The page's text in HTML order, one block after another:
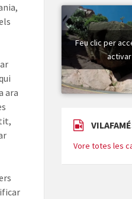
ara
En Bum
Feu clic per
Vore totes les